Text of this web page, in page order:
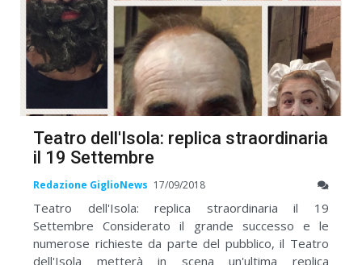
Teatro dell'Isola: replica straordinaria
il 19 Settembre
Redazione GiglioNews 17/09/2018
Teatro dell'Isola: replica straordinaria il 19
Settembre Considerato il grande successo e le
numerose richieste da parte del pubblico, il Teatro
dell'Isola metterà in scena un'ultima replica